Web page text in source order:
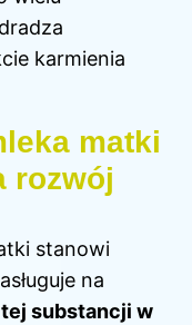
karmienia
matki
rozwój
stanowi
na
substancji w